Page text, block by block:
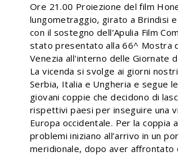
Ore 21.00 Proiezione del film
lungometraggio, girato a Brindisi
con il sostegno dell’Apulia Film
stato presentato alla 66^ Mostra
Venezia all'interno delle Giornate
La vicenda si svolge ai giorni
Serbia, Italia e Ungheria e segue
giovani coppie che decidono di
rispettivi paesi per inseguire una
Europa occidentale. Per la coppia
problemi iniziano all’arrivo in un
meridionale, dopo aver affrontato